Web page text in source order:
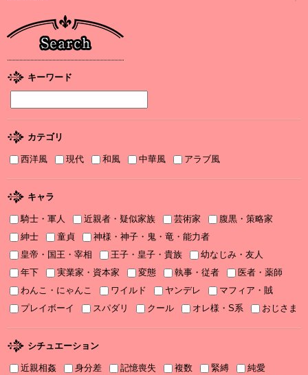
2026/01/08
2026年１月刊電子書籍配信のお知らせ
2025/12/04
2025年12月刊電子書籍配信のお知らせ
『打算婚 未亡人になりかけましたがヤンデレ実業家の愛され妻に
なりました』お詫びと訂正
書泉2025年TLフェア Sonyaコミックス参加サイン色紙ちらっと見
せ♡
2025/11/08
書泉2025年TLフェア ソーニャ文庫・Sonyaコミックス参加♡
2025/11/06
2025年11月刊電子書籍配信のお知らせ
2025/10/06
2025年10月刊電子書籍配信のお知らせ
2025/09/03
2025年９月刊電子書籍配信のお知らせ
キーワード
カテゴリ
西洋風 現代 和風 中華風 アラブ風
キャラ
騎士・軍人 近親者・疑似家族 芸術家
腹黒・策略家
紳士
童貞
神様・神子・鬼・竜・能力者
皇帝・国王・宰相
王子・皇子・貴族
幼なじみ・友人
年下
実業家・資本家 変態 執事・従者
医者・薬師
わんこ・にゃんこ
ワイルド ヤンデレ
マフィア・賊
プレイボーイ
スパダリ クール オレ様・S系 おじさま
シチュエーション
近親相姦 身分差 記憶喪失 複数 緊縛
純愛